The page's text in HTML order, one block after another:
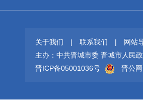
关于我们 | 联系我们 | 网站
主办：中共晋城市委 晋城市人民
晋ICP备05001036号
晋公